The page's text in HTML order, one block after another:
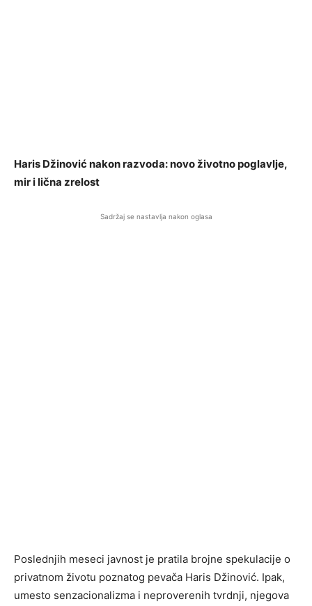
Haris Džinović nakon razvoda: novo životno poglavlje,
mir i lična zrelost
Sadržaj se nastavlja nakon oglasa
Poslednjih meseci javnost je pratila brojne spekulacije o
privatnom životu poznatog pevača Haris Džinović. Ipak,
umesto senzacionalizma i neproverenih tvrdnji, njegova